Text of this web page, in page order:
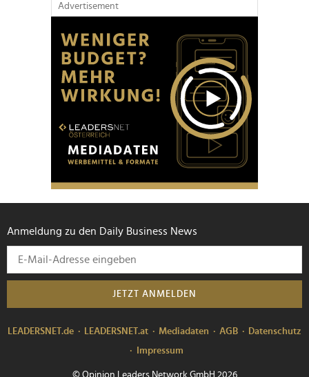
Advertisement
Anmeldung zu den Daily Business News
JETZT ANMELDEN
LEADERSNET.de LEADERSNET.at Mediadaten AGB
Datenschutz
Impressum